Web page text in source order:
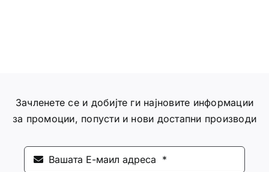
Зачленете се и добијте ги најновите информации
за промоции, попусти и нови достапни производи